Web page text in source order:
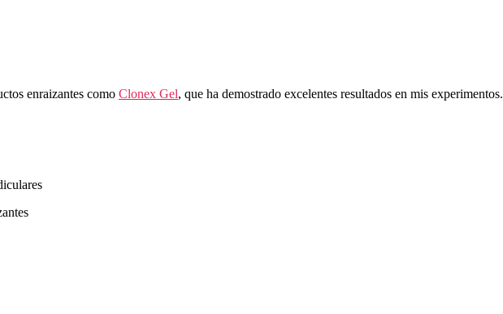
enraizantes como Clonex Gel, que ha demostrado excelentes resultados en mis experimentos.